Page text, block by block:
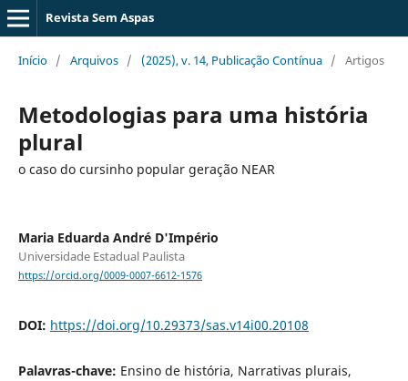
Revista Sem Aspas
Início / Arquivos / (2025), v. 14, Publicação Contínua / Artigos
Metodologias para uma história
plural
o caso do cursinho popular geração NEAR
Maria Eduarda André D'Império
Universidade Estadual Paulista
https://orcid.org/0009-0007-6612-1576
DOI: https://doi.org/10.29373/sas.v14i00.20108
Palavras-chave: Ensino de história, Narrativas plurais,